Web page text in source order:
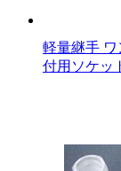
軽量継手
付用ソケッ